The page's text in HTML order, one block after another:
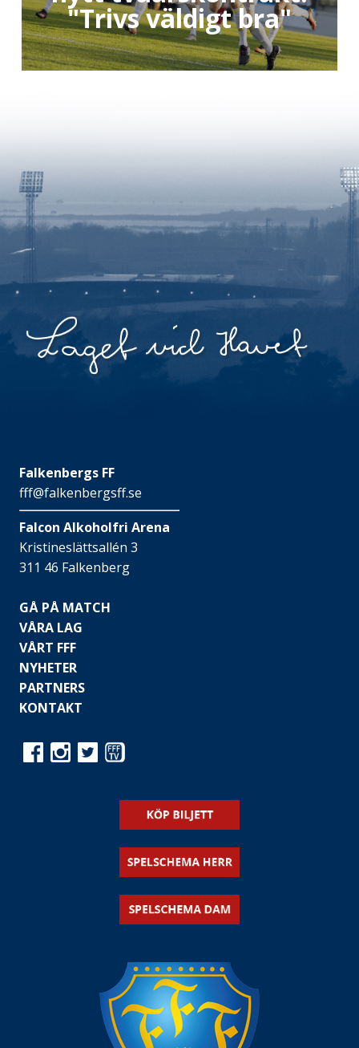
"Trivs väldigt bra"
Falkenbergs FF
fff@falkenbergsff.se
Falcon Alkoholfri Arena
Kristineslättsallén 3
311 46 Falkenberg
GÅ PÅ MATCH
VÅRA LAG
VÅRT FFF
NYHETER
PARTNERS
KONTAKT